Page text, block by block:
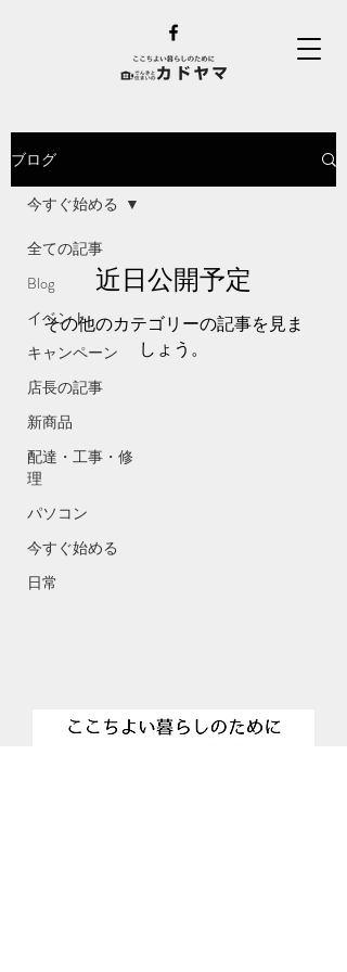
ブログ
全ての記事
Blog
イベント
キャンペーン
店長の記事
新商品
配達・工事・修
理
パソコン
今すぐ始める
日常
今すぐ始める
近日公開予定
その他のカテゴリーの記事を見ま
しょう。